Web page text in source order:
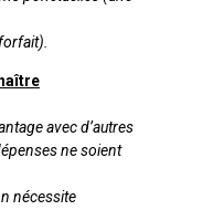
avec d’autres
ne soient
nécessite